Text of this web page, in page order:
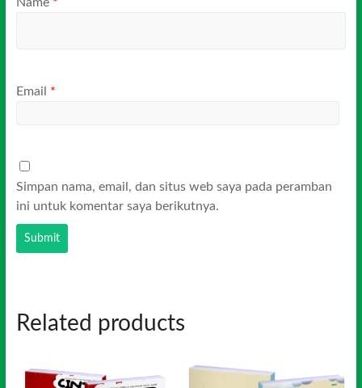
Email *
Simpan nama, email, dan situs web saya pada peramban
ini untuk komentar saya berikutnya.
Related products